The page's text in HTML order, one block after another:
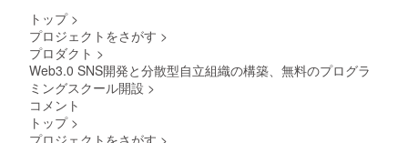
トップ >
プロジェクトをさがす >
プロダクト >
Web3.0 SNS開発と分散型自立組織の構築、無料のプログラ
ミングスクール開設 >
コメント
トップ >
プロジェクトをさがす >